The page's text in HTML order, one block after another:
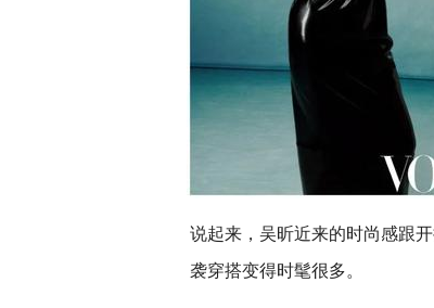
说起来，吴昕近来的时尚感跟
袭穿搭变得时髦很多。